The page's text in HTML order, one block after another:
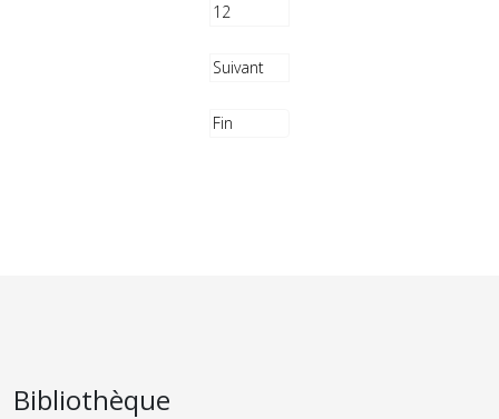
12
Suivant
Fin
Bibliothèque